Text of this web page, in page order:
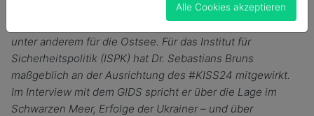
Konferenz ging der Frage nach, welche Lehren der Krieg
im Schwarzen Meer für andere Seegebiete bereithält,
unter anderem für die Ostsee. Für das Institut für
Sicherheitspolitik (ISPK) hat Dr. Sebastians Bruns
maßgeblich an der Ausrichtung des #KISS24 mitgewirkt.
Im Interview mit dem GIDS spricht er über die Lage im
Schwarzen Meer, Erfolge der Ukrainer – und über
Alle Cookies akzeptieren